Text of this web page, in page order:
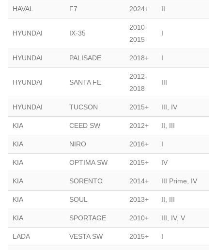
HAVAL F7 2024+ II
HYUNDAI IX-35
2010-
2015
I
HYUNDAI PALISADE 2018+ I
HYUNDAI SANTA FE
2012-
2018
III
HYUNDAI TUCSON 2015+ III, IV
KIA CEED SW 2012+ II, III
KIA NIRO 2016+ I
KIA OPTIMA SW 2015+ IV
KIA SORENTO 2014+ III Prime, IV
KIA SOUL 2013+ II, III
KIA SPORTAGE 2010+ III, IV, V
LADA VESTA SW 2015+ I